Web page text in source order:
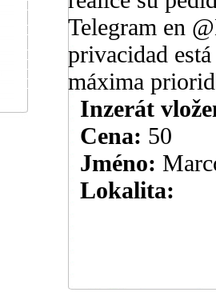
Telegram en
privacidad
máxima
Inzerát
Cena: 50
Jméno:
Lokalita: